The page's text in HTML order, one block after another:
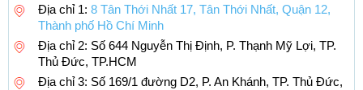
Địa chỉ 1: 8 Tân Thới Nhất 17, Tân Thới Nhất, Quận 12,
Thành phố Hồ Chí Minh
Địa chỉ 2: Số 644 Nguyễn Thị Định, P. Thạnh Mỹ Lợi, TP.
Thủ Đức, TP.HCM
Địa chỉ 3: Số 169/1 đường D2, P. An Khánh, TP. Thủ Đức,